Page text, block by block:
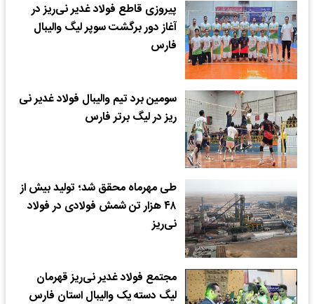
پیروزی قاطع فولاد غدیر نی‌ریز در
آغاز دور برگشت سوپر لیگ والیبال
فارس
سومین برد تیم والیبال فولاد غدیر نی
ریز در لیگ برتر فارس
طی مهرماه محقق شد؛ تولید بیش از
۴۸ هزار تن شمش فولادی در فولاد
نی‌ریز
مجتمع فولاد غدیر نی‌ریز قهرمان
لیگ دسته یک والیبال استان فارس